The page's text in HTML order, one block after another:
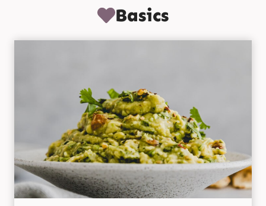
Basics